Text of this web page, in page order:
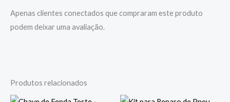
Apenas clientes conectados que compraram este produto
podem deixar uma avaliação.
Produtos relacionados